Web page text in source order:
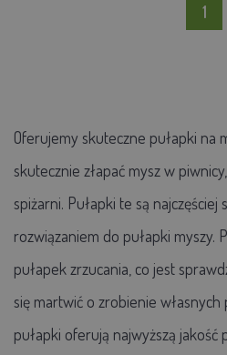
1
Oferujemy skuteczne pułapki na
skutecznie złapać mysz w
spiżarni. Pułapki te są
rozwiązaniem do pułapki myszy.
pułapek zrzucania, co jest
się martwić o zrobienie własnych
pułapki oferują najwyższą